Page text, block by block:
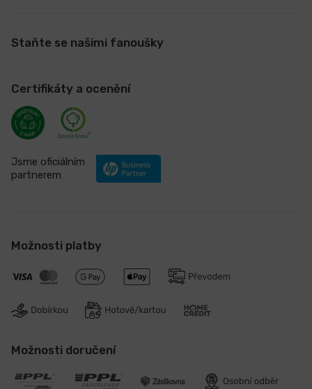
Staňte se našimi fanoušky
Certifikáty a ocenění
Jsme oficiálním
partnerem
Možnosti platby
Možnosti doručení